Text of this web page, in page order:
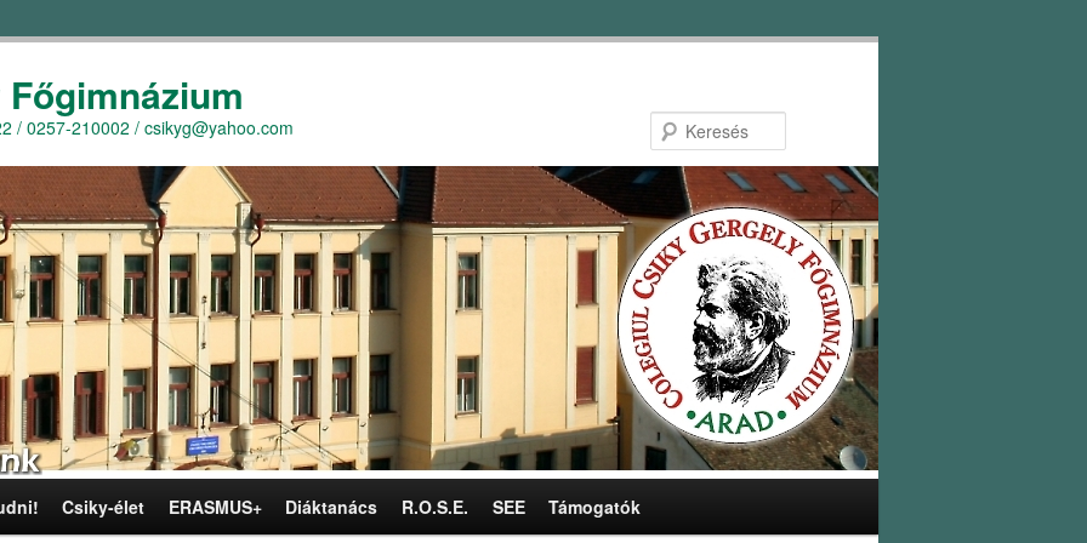
/ 0257-210002 / csikyg@yahoo.com
Csiky-élet ERASMUS+ Diáktanács R.O.S.E. SEE Támogatók